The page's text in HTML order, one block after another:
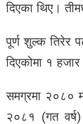
दिएका थिए।
पूर्ण शुल्क तिरेर
दिएकोमा १
समग्रमा २०८०
२०८१ (गत